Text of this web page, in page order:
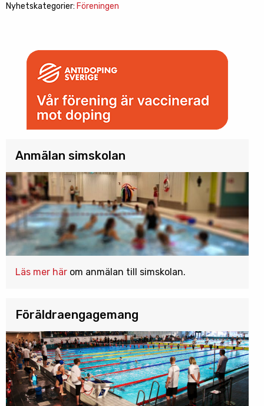
Nyhetskategorier: Föreningen
Anmälan simskolan
Läs mer här om anmälan till simskolan.
Föräldraengagemang